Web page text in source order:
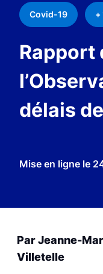
Covid-19 +
Rapport
délais
Mise en ligne le
Par Jeanne-
Villetelle